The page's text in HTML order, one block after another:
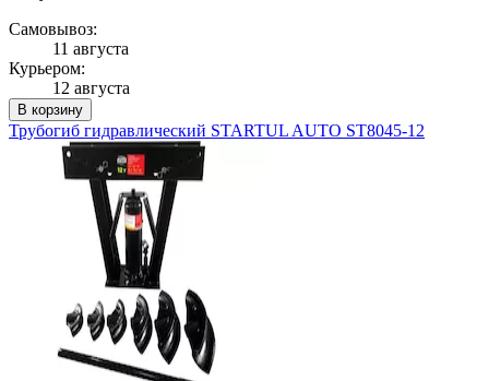
Самовывоз:
11 августа
Курьером:
12 августа
В корзину
Трубогиб гидравлический STARTUL AUTO ST8045-12